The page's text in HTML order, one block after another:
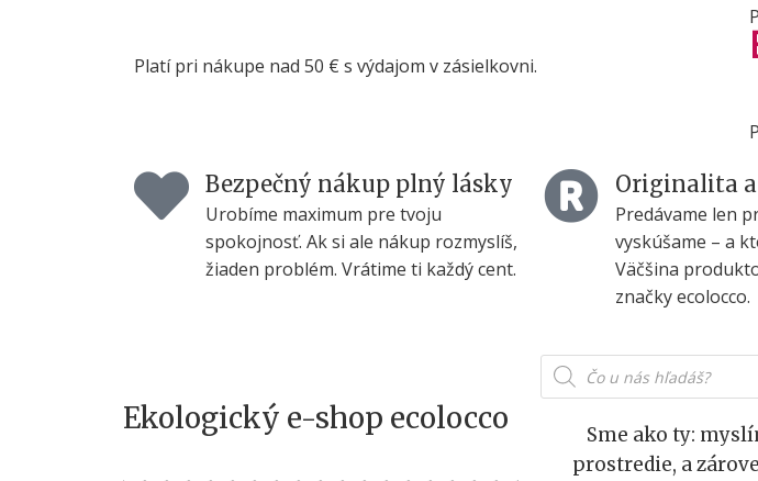
Platí pri nákupe nad 50 € s výdajom v zásielkovni.
Bezpečný nákup plný lásky
Urobíme maximum pre tvoju
spokojnosť. Ak si ale nákup rozmyslíš,
žiaden problém. Vrátime ti každý cent.
Originalita
Predávame len
vyskúšame – a
Väčšina
značky ecolocco.
Ekologický e-shop ecolocco
Products
search
Sme ako ty:
prostredie, a